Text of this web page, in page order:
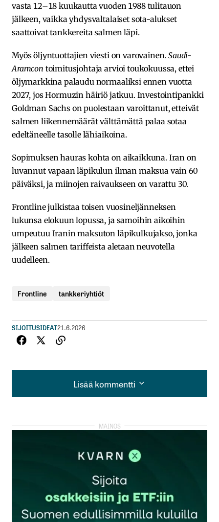
vasta 12–18 kuukautta vuoden 1988 tulitauon
jälkeen, vaikka yhdysvaltalaiset sota-alukset
saattoivat tankkereita salmen läpi.
Myös öljyntuottajien viesti on varovainen.Saudi-
Aramcon toimitusjohtaja arvioi toukokuussa, ettei
öljymarkkina palaudu normaaliksi ennen vuotta
2027, jos Hormuzin häiriö jatkuu. Investointipankki
Goldman Sachs on puolestaan varoittanut, etteivät
salmen liikennemäärät välttämättä palaa sotaa
edeltäneelle tasolle lähiaikoina.
Sopimuksen hauras kohta on aikaikkuna. Iran on
luvannut vapaan läpikulun ilman maksua vain 60
päiväksi, ja miinojen raivaukseen on varattu 30.
Frontline julkistaa toisen vuosineljänneksen
lukunsa elokuun lopussa, ja samoihin aikoihin
umpeutuu Iranin maksuton läpikulkujakso, jonka
jälkeen salmen tariffeista aletaan neuvotella
uudelleen.
Frontline tankkeriyhtiöt
SIJOITUSIDEAT21.6.2026
Lisää kommentti
Lisää kommentti
kirjautua
rekisteröityä